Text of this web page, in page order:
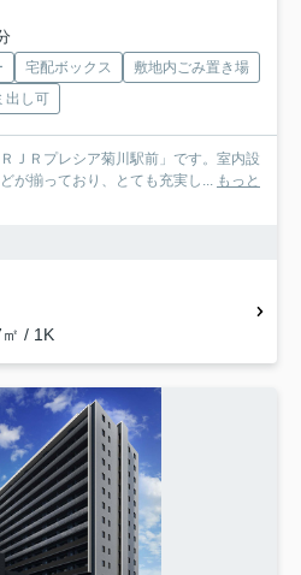
宅配ボックス
敷地内ごみ置き場
出し可
ＪＲプレシア菊川駅前」です。室内設
が揃っており、とても充実し... もっと
/ 1K